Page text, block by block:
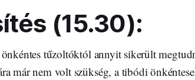
(15.30):
tűzoltóktól annyit sikerült
már nem volt szükség, a tibódi